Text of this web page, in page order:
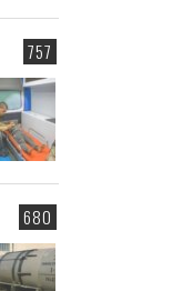
757
680